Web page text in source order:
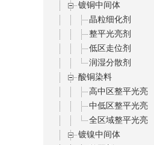
镀铜中间体
晶粒细化剂
整平光亮剂
低区走位剂
润湿分散剂
酸铜染料
高中区整平光亮
中低区整平光亮
全区域整平光亮
镀镍中间体